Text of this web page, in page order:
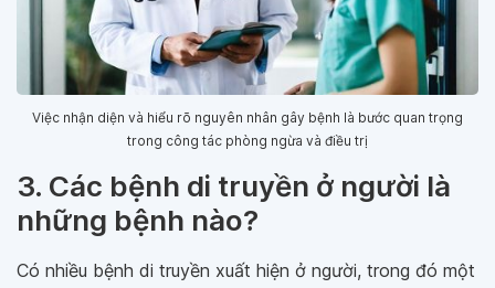
Việc nhận diện và hiểu rõ nguyên nhân gây bệnh là bước quan trọng
trong công tác phòng ngừa và điều trị
3. Các bệnh di truyền ở người là
những bệnh nào?
Có nhiều bệnh di truyền xuất hiện ở người, trong đó một